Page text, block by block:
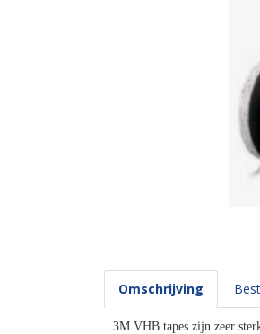
Omschrijving
3M VHB tapes zijn zeer